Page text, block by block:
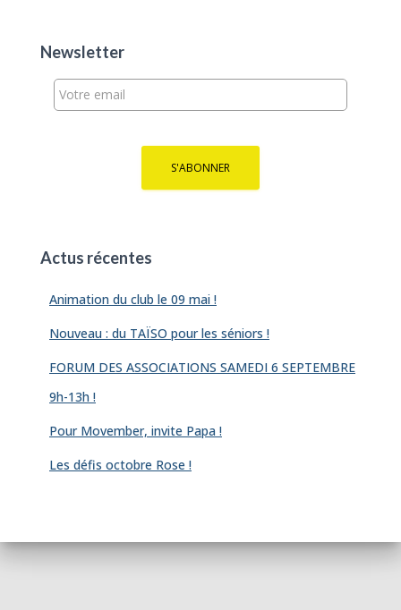
h
Newsletter
Actus récentes
Animation du club le 09 mai !
Nouveau : du TAÏSO pour les séniors !
FORUM DES ASSOCIATIONS SAMEDI 6 SEPTEMBRE
9h-13h !
Pour Movember, invite Papa !
Les défis octobre Rose !